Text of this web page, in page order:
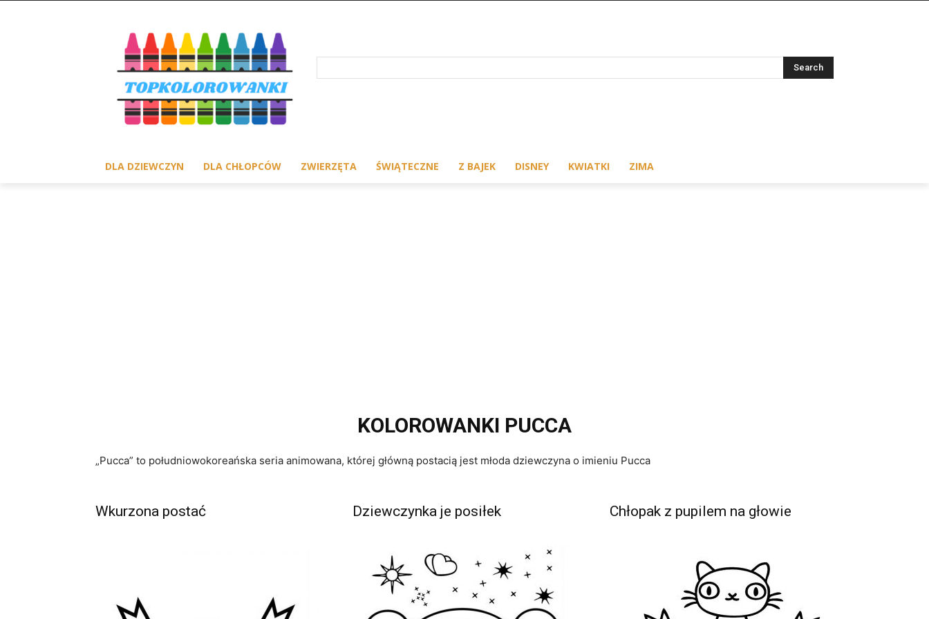
Search
DLA DZIEWCZYN DLA CHŁOPCÓW ZWIERZĘTA ŚWIĄTECZNE Z BAJEK DISNEY KWIATKI ZIMA
KOLOROWANKI PUCCA
„Pucca” to południowokoreańska seria animowana, której główną postacią jest młoda dziewczyna o imieniu Pucca
Wkurzona postać Dziewczynka je posiłek Chłopak z pupilem na głowie